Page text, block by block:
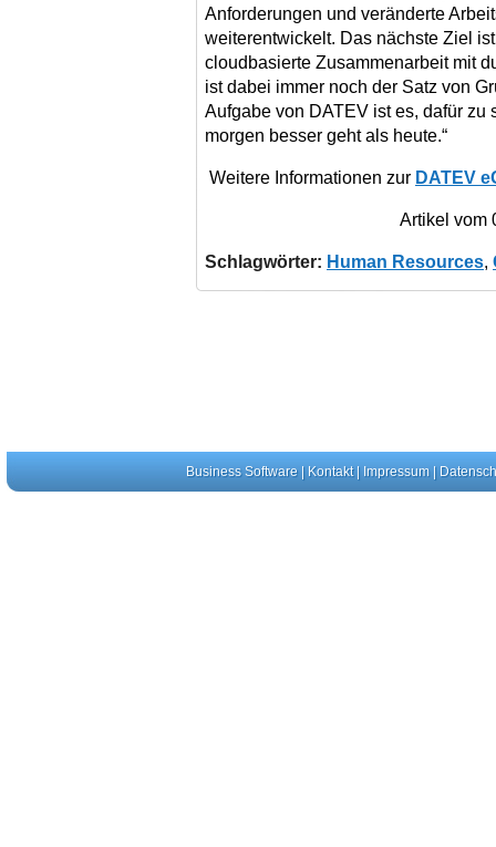
Anforderungen und veränderte
weiterentwickelt. Das nächste Ziel
cloudbasierte Zusammenarbeit mit
ist dabei immer noch der Satz von
Aufgabe von DATEV ist es, dafür
morgen besser geht als heute.“
Weitere Informationen zur DATEV
Artikel vom
Schlagwörter: Human Resources,
Business Software| Kontakt| Impressum|